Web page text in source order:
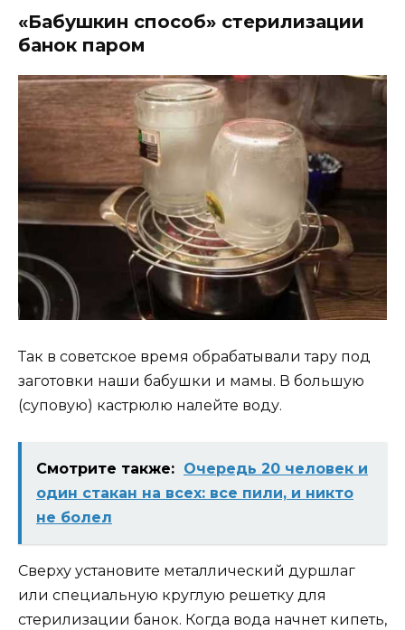
«Бабушкин способ» стерилизации
банок паром
Так в советское время обрабатывали тару под
заготовки наши бабушки и мамы. В большую
(суповую) кастрюлю налейте воду.
Смотрите также: Очередь 20 человек и
один стакан на всех: все пили, и никто
не болел
Сверху установите металлический дуршлаг
или специальную круглую решетку для
стерилизации банок. Когда вода начнет кипеть,